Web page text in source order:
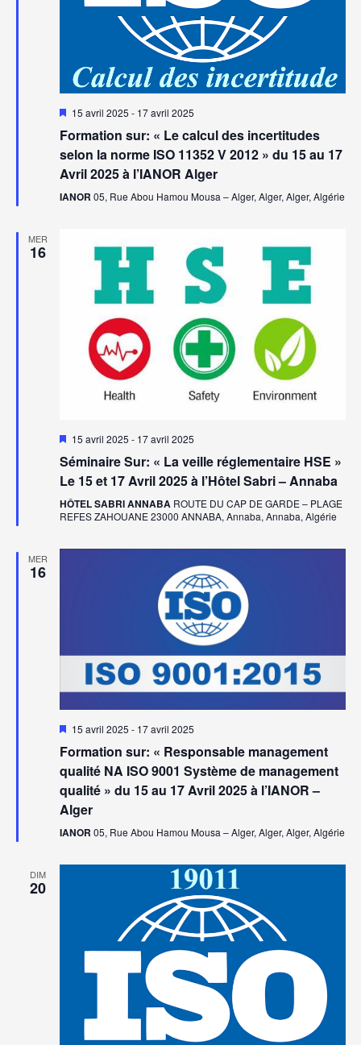
Mis
avant
15 avril 2025 - 17 avril 2025
Formation sur: « Le calcul des incertitudes
selon la norme ISO 11352 V 2012 » du 15 au 17
Avril 2025 à l’IANOR Alger
IANOR 05, Rue Abou Hamou Mousa – Alger, Alger, Alger, Algérie
MER
16
Mis
avant
15 avril 2025 - 17 avril 2025
Séminaire Sur: « La veille réglementaire HSE »
Le 15 et 17 Avril 2025 à l’Hôtel Sabri – Annaba
HÔTEL SABRI ANNABA ROUTE DU CAP DE GARDE – PLAGE
REFES ZAHOUANE 23000 ANNABA, Annaba, Annaba, Algérie
MER
16
Mis
avant
15 avril 2025 - 17 avril 2025
Formation sur: « Responsable management
qualité NA ISO 9001 Système de management
qualité » du 15 au 17 Avril 2025 à l’IANOR –
Alger
IANOR 05, Rue Abou Hamou Mousa – Alger, Alger, Alger, Algérie
DIM
20